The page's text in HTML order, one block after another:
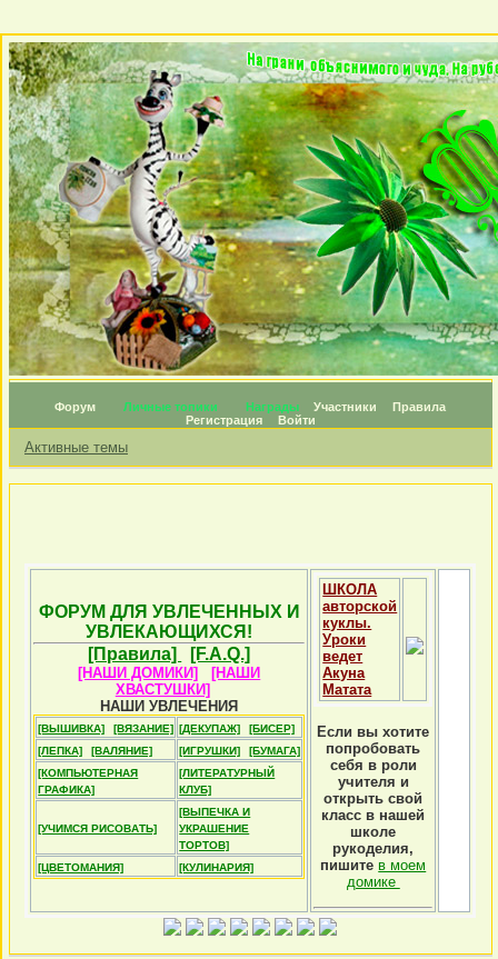
Форум Личные топики Награды Участники
Правила
Регистрация
Войти
Активные темы
ФОРУМ ДЛЯ УВЛЕЧЕННЫХ И
УВЛЕКАЮЩИХСЯ!
[Правила]
[F.A.Q.]
[НАШИ ДОМИКИ]
[НАШИ
ХВАСТУШКИ]
НАШИ УВЛЕЧЕНИЯ
[ВЫШИВКА] [ВЯЗАНИЕ] [ДЕКУПАЖ]
[БИСЕР]
[ЛЕПКА]
[ВАЛЯНИЕ] [ИГРУШКИ]
[БУМАГА]
[КОМПЬЮТЕРНАЯ
ГРАФИКА]
[ЛИТЕРАТУРНЫЙ
КЛУБ]
[УЧИМСЯ РИСОВАТЬ]
[ВЫПЕЧКА И
УКРАШЕНИЕ
ТОРТОВ]
[ЦВЕТОМАНИЯ]
[КУЛИНАРИЯ]
ШКОЛА
авторской
куклы.
Уроки
ведет
Акуна
Матата
Если вы хотите
попробовать
себя в роли
учителя и
открыть свой
класс в нашей
школе
рукоделия,
пишите в моем
домике